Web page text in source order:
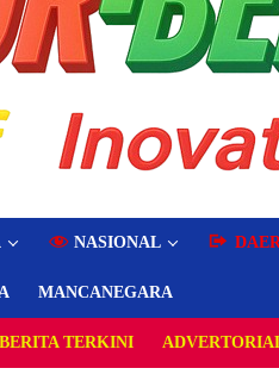
NASIONAL
MANCANEGARA
TERKINI